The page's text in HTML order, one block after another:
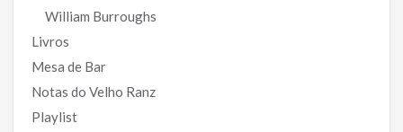
William Burroughs
Livros
Mesa de Bar
Notas do Velho Ranz
Playlist